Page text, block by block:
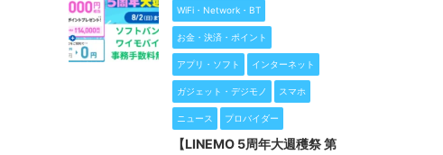
WiFi・Network・BT
お金・決済・ポイント
アプリ・ソフト インターネット
ガジェット・デジモノ スマホ
ニュース プロバイダー
【LINEMO 5周年大週穫祭 第